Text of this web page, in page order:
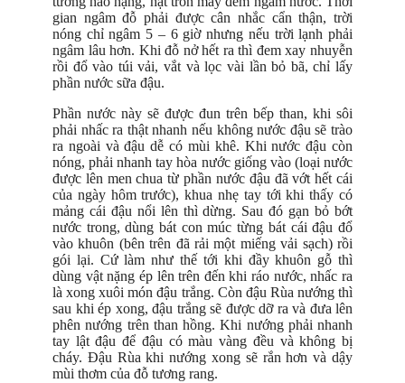
gian ngâm đỗ phải được cân nhắc cẩn thận, trời
nóng chỉ ngâm 5 – 6 giờ nhưng nếu trời lạnh phải
ngâm lâu hơn. Khi đỗ nở hết ra thì đem xay nhuyễn
rồi đổ vào túi vải, vắt và lọc vài lần bỏ bã, chỉ lấy
phần nước sữa đậu.
Phần nước này sẽ được đun trên bếp than, khi sôi
phải nhấc ra thật nhanh nếu không nước đậu sẽ trào
ra ngoài và đậu dễ có mùi khê. Khi nước đậu còn
nóng, phải nhanh tay hòa nước giống vào (loại nước
được lên men chua từ phần nước đậu đã vớt hết cái
của ngày hôm trước), khua nhẹ tay tới khi thấy có
mảng cái đậu nổi lên thì dừng. Sau đó gạn bỏ bớt
nước trong, dùng bát con múc từng bát cái đậu đổ
vào khuôn (bên trên đã rải một miếng vải sạch) rồi
gói lại. Cứ làm như thế tới khi đầy khuôn gỗ thì
dùng vật nặng ép lên trên đến khi ráo nước, nhấc ra
là xong xuôi món đậu trắng. Còn đậu Rùa nướng thì
sau khi ép xong, đậu trắng sẽ được dỡ ra và đưa lên
phên nướng trên than hồng. Khi nướng phải nhanh
tay lật đậu để đậu có màu vàng đều và không bị
cháy. Đậu Rùa khi nướng xong sẽ rắn hơn và dậy
mùi thơm của đỗ tương rang.